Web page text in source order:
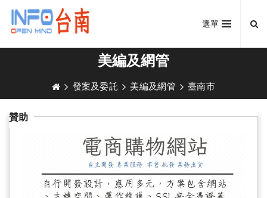
選單
美編及網管
發案及委託 美編及網管 臺南市
贊助